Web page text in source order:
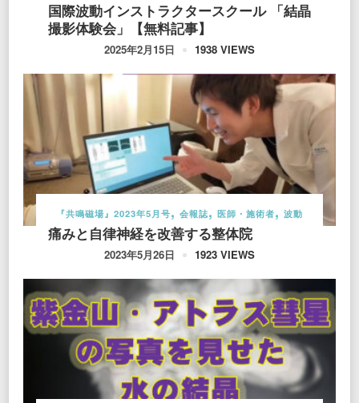
国際波動インストラクタースクール 「結晶
撮影体験会」【無料記事】
2025年2月15日 1938 VIEWS
『共鳴磁場』2023年5月号 会報誌 医師・施術者 波動
痛みと自律神経を改善する整体院
2023年5月26日 1923 VIEWS